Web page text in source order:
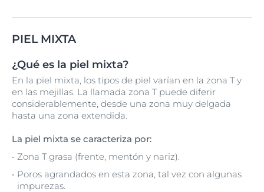
PIEL MIXTA
¿Qué es la piel mixta?
En la piel mixta, los tipos de piel varían en la zona T y
en las mejillas. La llamada zona T puede diferir
considerablemente, desde una zona muy delgada
hasta una zona extendida.
La piel mixta se caracteriza por:
Zona T grasa (frente, mentón y nariz).
Poros agrandados en esta zona, tal vez con algunas
impurezas.